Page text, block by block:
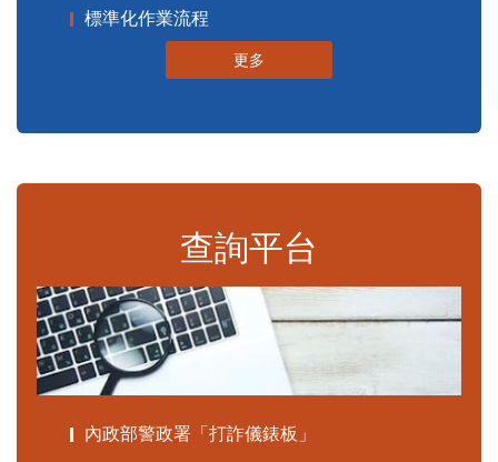
標準化作業流程
更多
查詢平台
內政部警政署「打詐儀錶板」